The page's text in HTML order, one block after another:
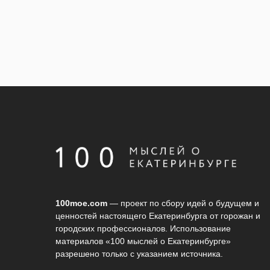
100moe.com — проект по сбору идей о будущем и
ценностей настоящего Екатеринбурга от горожан и
городских профессионалов. Использование
материалов «100 мыслей о Екатеринбурге»
разрешено только с указанием источника.